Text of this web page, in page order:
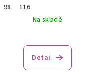
98
116
Na skladě
Detail